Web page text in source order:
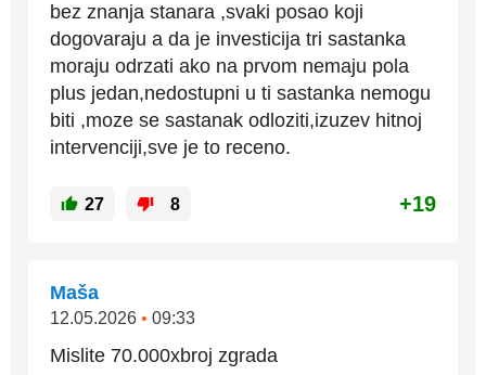
bez znanja stanara ,svaki posao koji
dogovaraju a da je investicija tri sastanka
moraju odrzati ako na prvom nemaju pola
plus jedan,nedostupni u ti sastanka nemogu
biti ,moze se sastanak odloziti,izuzev hitnoj
intervenciji,sve je to receno.
27 8 +19
Maša
12.05.2026 • 09:33
Mislite 70.000xbroj zgrada